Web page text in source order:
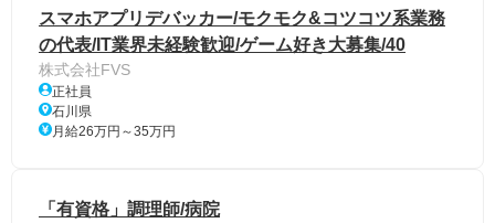
スマホアプリデバッカー/モクモク&コツコツ系業務
の代表/IT業界未経験歓迎/ゲーム好き大募集/40
株式会社FVS
正社員
石川県
月給26万円～35万円
「有資格」調理師/病院